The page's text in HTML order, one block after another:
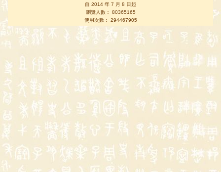
自 2014 年 7 月 8 日起
瀏覽人數： 80365165
使用次數： 294467905